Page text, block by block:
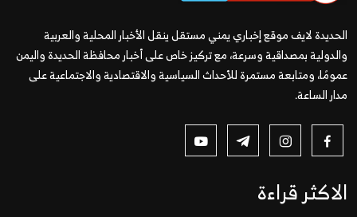
الحديدة لايف موقع إخباري يمني مستقل ينقل الأخبار المحلية والعربية
والدولية بمصداقية وسرعة، مع تركيز خاص على أخبار محافظة الحديدة واليمن
عمومًا، ومتابعة مستمرة للأحداث السياسية والاقتصادية والاجتماعية على
مدار الساعة.
الاكثر قراءة